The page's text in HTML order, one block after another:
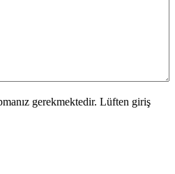
gerekmektedir. Lüften giriş